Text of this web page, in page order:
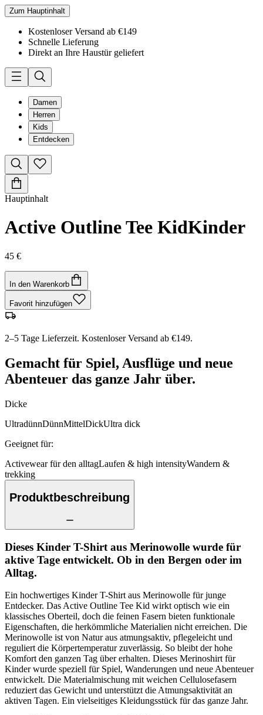
Zum Hauptinhalt
Kostenloser Versand ab €149
Schnelle Lieferung
Direkt an Ihre Haustür geliefert
Damen
Herren
Kids
Entdecken
Hauptinhalt
Active Outline Tee KidKinder
45 €
In den Warenkorb
Favorit hinzufügen
2–5 Tage Lieferzeit. Kostenloser Versand ab €149.
Gemacht für Spiel, Ausflüge und neue
Abenteuer das ganze Jahr über.
Dicke
UltradünnDünnMittelDickUltra dick
Geeignet für:
Activewear für den alltagLaufen & high intensityWandern &
trekking
Produktbeschreibung
Dieses Kinder T-Shirt aus Merinowolle wurde für
aktive Tage entwickelt. Ob in den Bergen oder im
Alltag.
Ein hochwertiges Kinder T-Shirt aus Merinowolle für junge
Entdecker. Das Active Outline Tee Kid wirkt optisch wie ein
klassisches Oberteil, doch die feinen Fasern bieten funktionale
Eigenschaften, die herkömmliche Materialien nicht erreichen. Die
Merinowolle ist von Natur aus atmungsaktiv, pflegeleicht und
reguliert die Körpertemperatur zuverlässig. So bleibt der hohe
Komfort den ganzen Tag über erhalten. Dieses Merinoshirt für
Kinder wurde speziell für Spiel, Wanderungen und neue Abenteuer
entwickelt. Die Materialmischung mit weichen Cellulosefasern
reduziert das Gewicht und unterstützt die Atmungsaktivität an
aktiven Tagen. Ein vielseitiges Kleidungsstück für das ganze Jahr.